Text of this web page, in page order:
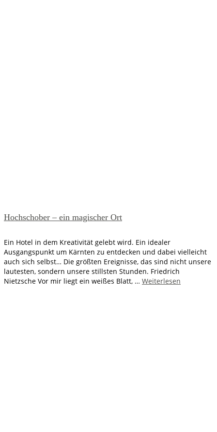
Hochschober – ein magischer Ort
Ein Hotel in dem Kreativität gelebt wird. Ein idealer
Ausgangspunkt um Kärnten zu entdecken und dabei vielleicht
auch sich selbst… Die größten Ereignisse, das sind nicht unsere
lautesten, sondern unsere stillsten Stunden. Friedrich
Nietzsche Vor mir liegt ein weißes Blatt, … Weiterlesen